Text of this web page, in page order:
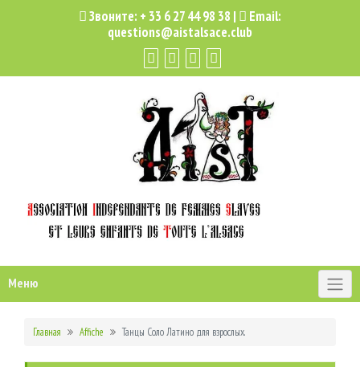
Звоните: + 33 6 27 44 98 38 |
Email:
questions@aistalsace.club
Меню
Главная Affiche Танцы Соло Латино для взрослых.